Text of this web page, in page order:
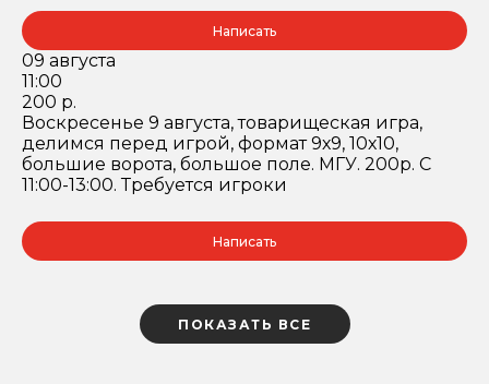
Написать
09 августа
11:00
200 р.
Воскресенье 9 августа, товарищеская игра,
делимся перед игрой, формат 9х9, 10х10,
большие ворота, большое поле. МГУ. 200р. С
11:00-13:00. Требуется игроки
Написать
ПОКАЗАТЬ ВСЕ